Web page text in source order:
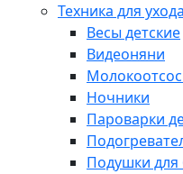
Техника для ухода
Весы детские
Видеоняни
Ночники
Пароварки
Подушки